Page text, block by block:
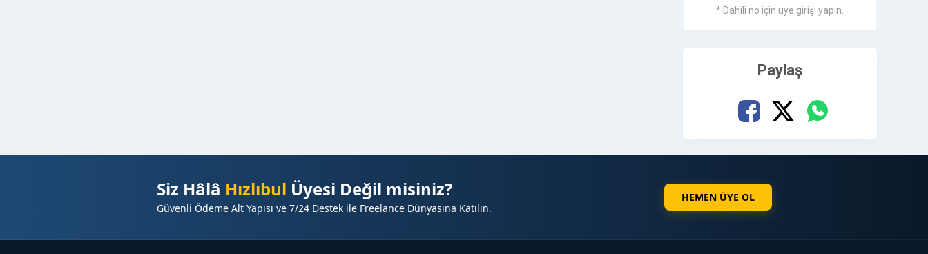
* Dahili no için üye girişi yapın.
Paylaş
Siz Hâlâ Hızlıbul Üyesi Değil misiniz?
Güvenli Ödeme Alt Yapısı ve 7/24 Destek ile Freelance Dünyasına Katılın.
HEMEN ÜYE OL